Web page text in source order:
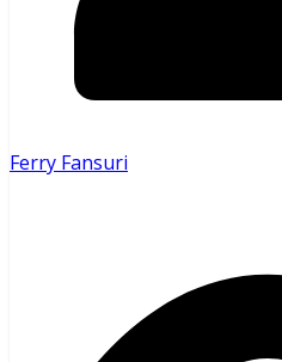
Ferry Fansuri